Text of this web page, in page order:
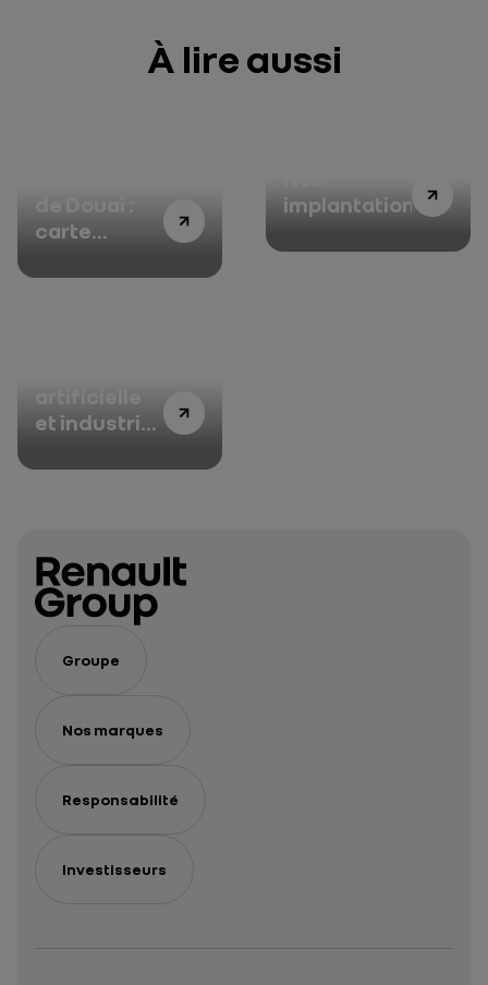
À lire aussi
carte
implantations
et industrie
au cœur de
Groupe
Nos marques
Responsabilité
Investisseurs